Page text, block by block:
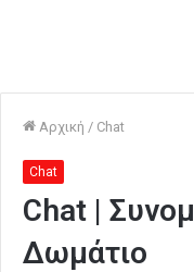
Αρχική / Chat
Chat
Chat |
Δωμάτιο